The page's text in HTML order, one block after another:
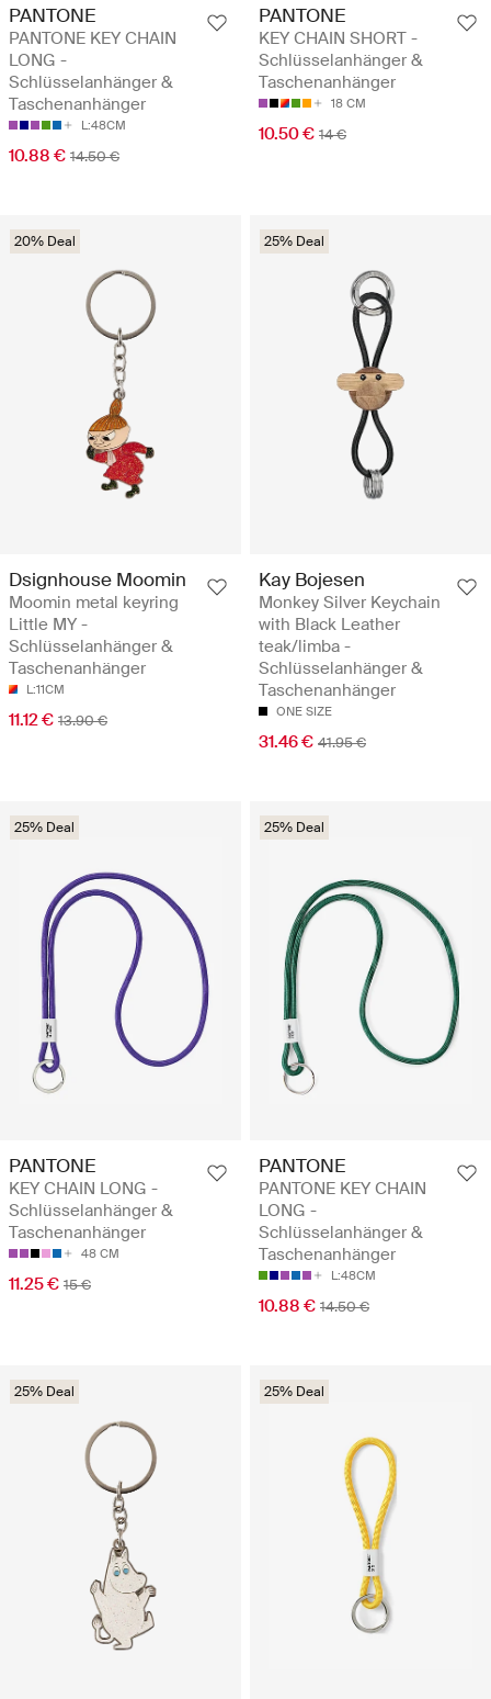
PANTONE
PANTONE KEY CHAIN
LONG -
Schlüsselanhänger &
Taschenanhänger
L:48CM
10.88 € 14.50 €
PANTONE
KEY CHAIN SHORT -
Schlüsselanhänger &
Taschenanhänger
18 CM
10.50 € 14 €
20% Deal
Dsignhouse Moomin
Moomin metal keyring
Little MY -
Schlüsselanhänger &
Taschenanhänger
L:11CM
11.12 € 13.90 €
25% Deal
Kay Bojesen
Monkey Silver Keychain
with Black Leather
teak/limba -
Schlüsselanhänger &
Taschenanhänger
ONE SIZE
31.46 € 41.95 €
25% Deal
PANTONE
KEY CHAIN LONG -
Schlüsselanhänger &
Taschenanhänger
48 CM
11.25 € 15 €
25% Deal
PANTONE
PANTONE KEY CHAIN
LONG -
Schlüsselanhänger &
Taschenanhänger
L:48CM
10.88 € 14.50 €
25% Deal 25% Deal